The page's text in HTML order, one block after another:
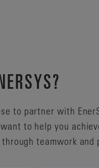
to partner with
to help you
teamwork and